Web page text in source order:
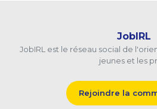
JobIRL
JobIRL est le réseau social de
jeunes et les
Rejoindre la